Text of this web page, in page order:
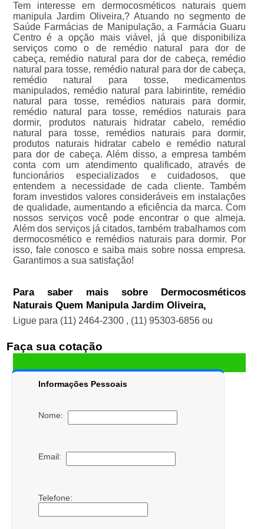
Tem interesse em dermocosméticos naturais quem
manipula Jardim Oliveira,? Atuando no segmento de
Saúde Farmácias de Manipulação, a Farmácia Guaru
Centro é a opção mais viável, já que disponibiliza
serviços como o de remédio natural para dor de
cabeça, remédio natural para dor de cabeça, remédio
natural para tosse, remédio natural para dor de cabeça,
remédio natural para tosse, medicamentos
manipulados, remédio natural para labirintite, remédio
natural para tosse, remédios naturais para dormir,
remédio natural para tosse, remédios naturais para
dormir, produtos naturais hidratar cabelo, remédio
natural para tosse, remédios naturais para dormir,
produtos naturais hidratar cabelo e remédio natural
para dor de cabeça. Além disso, a empresa também
conta com um atendimento qualificado, através de
funcionários especializados e cuidadosos, que
entendem a necessidade de cada cliente. Também
foram investidos valores consideráveis em instalações
de qualidade, aumentando a eficiência da marca. Com
nossos serviços você pode encontrar o que almeja.
Além dos serviços já citados, também trabalhamos com
dermocosmético e remédios naturais para dormir. Por
isso, fale conosco e saiba mais sobre nossa empresa.
Garantimos a sua satisfação!
Para saber mais sobre Dermocosméticos
Naturais Quem Manipula Jardim Oliveira,
Ligue para (11) 2464-2300 , (11) 95303-6856 ou
Faça sua cotação
Informações Pessoais
Nome:
Email:
Telefone: